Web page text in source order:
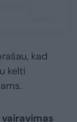
kad
kelti